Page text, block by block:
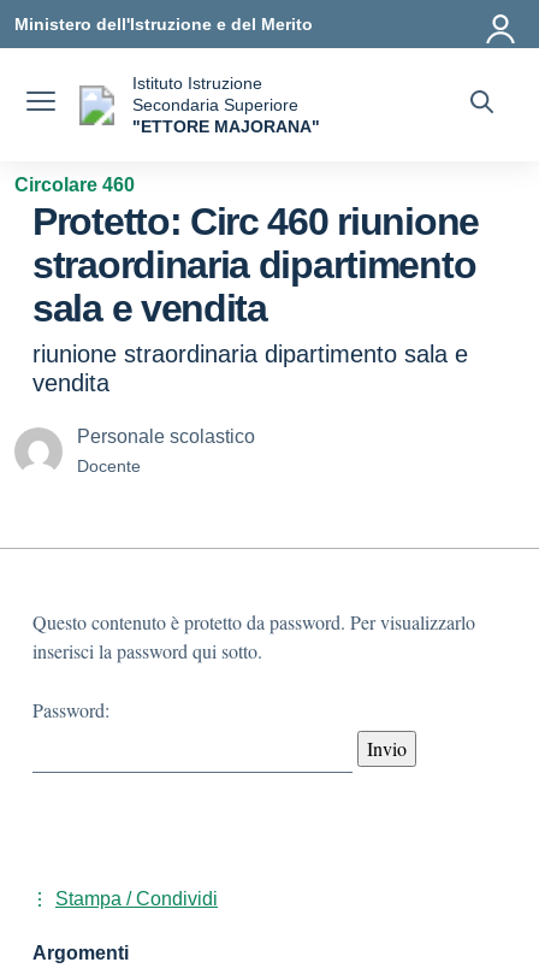
Ministero dell'Istruzione e del Merito
Istituto Istruzione
Secondaria Superiore
"ETTORE MAJORANA"
Circolare 460
Protetto: Circ 460 riunione
straordinaria dipartimento
sala e vendita
riunione straordinaria dipartimento sala e
vendita
Personale scolastico
Docente
Questo contenuto è protetto da password. Per visualizzarlo
inserisci la password qui sotto.
Password:
Stampa / Condividi
Argomenti